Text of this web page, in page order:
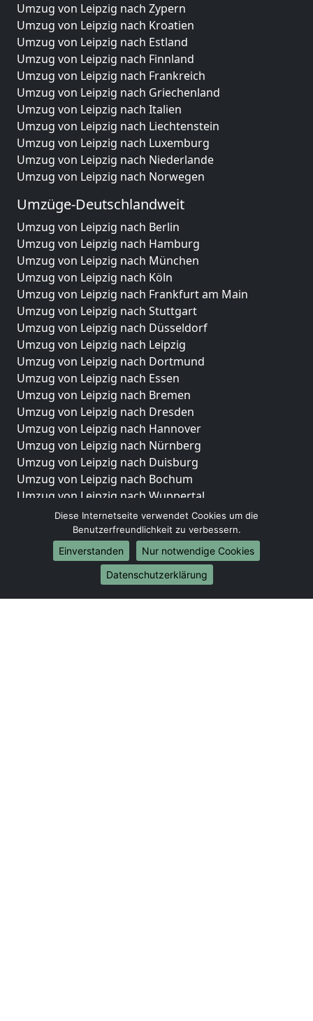
Umzug von Leipzig nach Zypern
Umzug von Leipzig nach Kroatien
Umzug von Leipzig nach Estland
Umzug von Leipzig nach Finnland
Umzug von Leipzig nach Frankreich
Umzug von Leipzig nach Griechenland
Umzug von Leipzig nach Italien
Umzug von Leipzig nach Liechtenstein
Umzug von Leipzig nach Luxemburg
Umzug von Leipzig nach Niederlande
Umzug von Leipzig nach Norwegen
Umzüge-Deutschlandweit
Umzug von Leipzig nach Berlin
Umzug von Leipzig nach Hamburg
Umzug von Leipzig nach München
Umzug von Leipzig nach Köln
Umzug von Leipzig nach Frankfurt am Main
Umzug von Leipzig nach Stuttgart
Umzug von Leipzig nach Düsseldorf
Umzug von Leipzig nach Leipzig
Umzug von Leipzig nach Dortmund
Umzug von Leipzig nach Essen
Umzug von Leipzig nach Bremen
Umzug von Leipzig nach Dresden
Umzug von Leipzig nach Hannover
Umzug von Leipzig nach Nürnberg
Umzug von Leipzig nach Duisburg
Umzug von Leipzig nach Bochum
Umzug von Leipzig nach Wuppertal
Umzug von Leipzig nach Bielefeld
Umzug von Leipzig nach Bonn
Umzug von Leipzig nach Münster
Internationale-Umzüge
Umzug von Leipzig nach Brasilien
Diese Internetseite verwendet Cookies um die
Benutzerfreundlichkeit zu verbessern.
Einverstanden
Nur notwendige Cookies
Datenschutzerklärung